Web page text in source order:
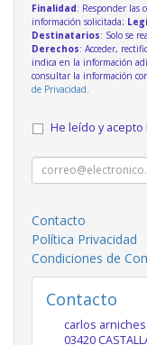
Finalidad: Responder las
información solicitada;
Destinatarios: Solo se
Derechos: Acceder,
indica en la información
consultar la información
de Privacidad
He leído y acepto
Contacto
Política Privacidad
Condiciones de
Contacto
carlos
03420